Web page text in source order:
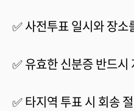
✅ 사전투표 일시와 장소
✅ 유효한 신분증 반드시
✅ 타지역 투표 시 회송